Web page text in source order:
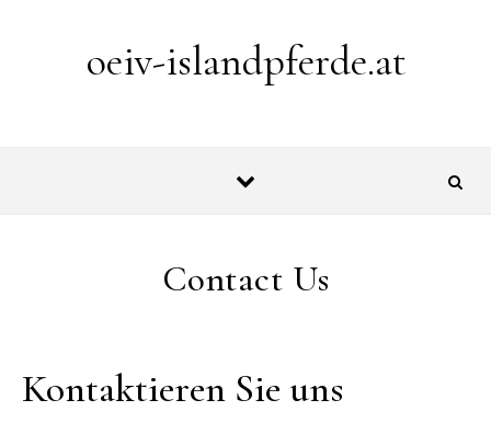
oeiv-islandpferde.at
Contact Us
Kontaktieren Sie uns